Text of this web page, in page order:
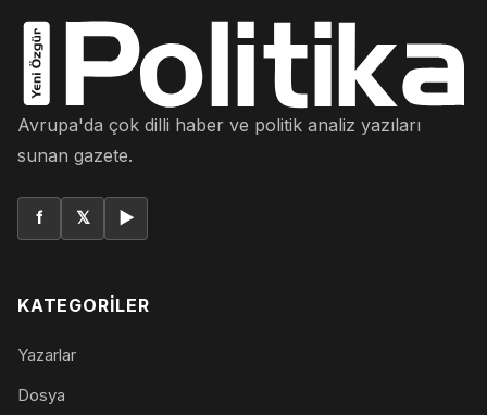
Avrupa'da çok dilli haber ve politik analiz yazıları
sunan gazete.
f 𝕏 ▶
KATEGORILER
Yazarlar
Dosya